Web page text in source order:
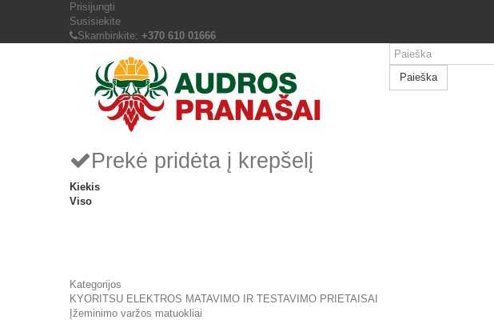
Prisijungti
Susisiekite
Skambinkite: +370 610 01666
Paieška
Prekė pridėta į krepšelį
Kiekis
Viso
Kategorijos
KYORITSU ELEKTROS MATAVIMO IR TESTAVIMO PRIETAISAI
Įžeminimo varžos matuokliai